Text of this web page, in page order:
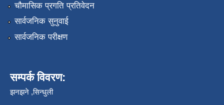
चौमासिक प्रगति प्रतिवेदन
सार्वजनिक सुनुवाई
सार्वजनिक परीक्षण
सम्पर्क विवरण:
झनझने ,सिन्धुली